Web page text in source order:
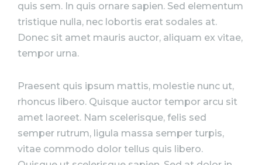
quis sem. In quis ornare sapien. Sed elementum
tristique nulla, nec lobortis erat sodales at.
Donec sit amet mauris auctor, aliquam ex vitae,
tempor urna.
Praesent quis ipsum mattis, molestie nunc ut,
rhoncus libero. Quisque auctor tempor arcu sit
amet laoreet. Nam scelerisque, felis sed
semper rutrum, ligula massa semper turpis,
vitae commodo dolor tellus quis libero.